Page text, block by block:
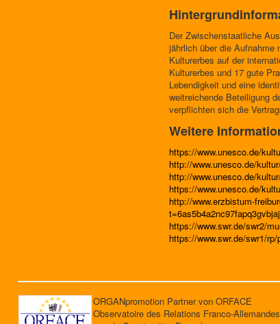
Der Zwischenstaatliche
jährlich über die Aufnahme
Kulturerbes auf der
Kulturerbes und 17 gute
Lebendigkeit und eine
weitreichende Beteiligung
verpflichten sich die
Weitere
https://www.unesco.de/
http://www.unesco.de/
http://www.unesco.de/
https://www.unesco.de/
http://www.erzbistum-
https://www.swr.de/swr2/
https://www.swr.de/swr1/
ORGANpromotion Partner von ORFACE
Observatoire des Relations Franco-Allemandes